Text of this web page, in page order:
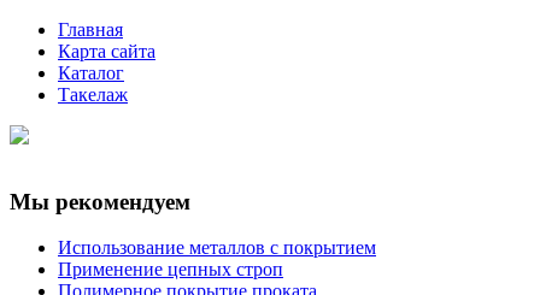
Главная
Карта сайта
Каталог
Такелаж
Мы рекомендуем
Использование металлов с покрытием
Применение цепных строп